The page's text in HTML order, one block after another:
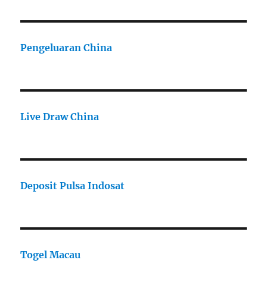
Pengeluaran China
Live Draw China
Deposit Pulsa Indosat
Togel Macau